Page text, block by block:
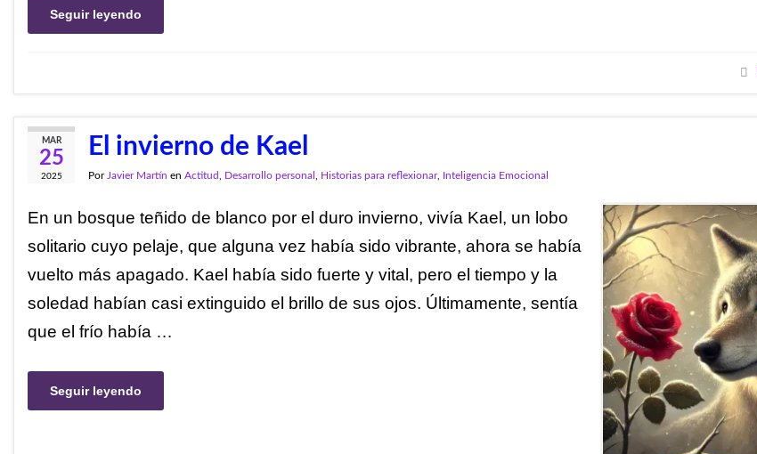
Seguir leyendo
MAR
25
2025
El invierno de Kael
Por Javier Martín en Actitud Desarrollo personal Historias para reflexionar, Inteligencia Emocional
En un bosque teñido de blanco por el duro invierno, vivía Kael, un lobo
solitario cuyo pelaje, que alguna vez había sido vibrante, ahora se había
vuelto más apagado. Kael había sido fuerte y vital, pero el tiempo y la
soledad habían casi extinguido el brillo de sus ojos. Últimamente, sentía
que el frío había …
Seguir leyendo